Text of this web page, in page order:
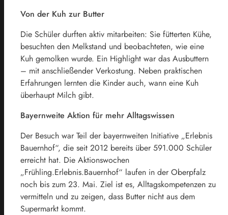
Von der Kuh zur Butter
Die Schüler durften aktiv mitarbeiten: Sie fütterten Kühe,
besuchten den Melkstand und beobachteten, wie eine
Kuh gemolken wurde. Ein Highlight war das Ausbuttern
– mit anschließender Verkostung. Neben praktischen
Erfahrungen lernten die Kinder auch, wann eine Kuh
überhaupt Milch gibt.
Bayernweite Aktion für mehr Alltagswissen
Der Besuch war Teil der bayernweiten Initiative „Erlebnis
Bauernhof“, die seit 2012 bereits über 591.000 Schüler
erreicht hat. Die Aktionswochen
„Frühling.Erlebnis.Bauernhof“ laufen in der Oberpfalz
noch bis zum 23. Mai. Ziel ist es, Alltagskompetenzen zu
vermitteln und zu zeigen, dass Butter nicht aus dem
Supermarkt kommt.